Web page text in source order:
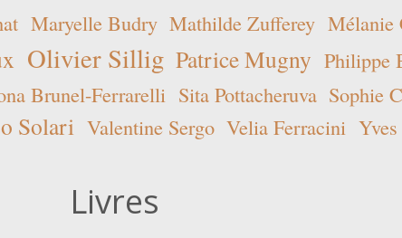
Maryelle Budry Mathilde Zufferey Mélanie
Olivier Sillig Patrice Mugny Philippe
Brunel-Ferrarelli Sita Pottacheruva Sophie
Solari Valentine Sergo Velia Ferracini
Livres